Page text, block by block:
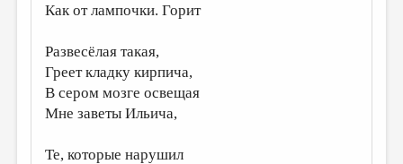
КОНКУРСЫ
ДЕТСКАЯ КОМНАТА
КНИЖНАЯ ПОЛКА
ОБЗОР ЛИТЕРАТУРЫ
Как от лампочки. Горит
Развесёлая такая,
Греет кладку кирпича,
В сером мозге освещая
Мне заветы Ильича,
Те, которые нарушил